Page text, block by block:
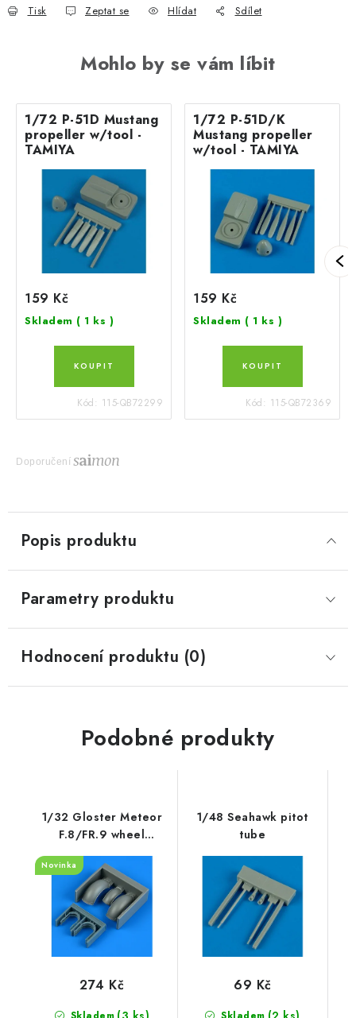
Tisk Zeptat se Hlídat Sdílet
Mohlo by se vám líbit
1/72 P-51D Mustang
propeller w/tool -
TAMIYA
159 Kč
Skladem ( 1 ks )
Kód: 115-QB72299
1/72 P-51D/K
Mustang propeller
w/tool - TAMIYA
159 Kč
Skladem ( 1 ks )
Kód: 115-QB72369
Doporučení
Popis produktu
Parametry produktu
Hodnocení produktu (0)
Podobné produkty
1/32 Gloster Meteor
F.8/FR.9 wheel
fenders recommended
for Revell
Novinka
274 Kč
1/48 Seahawk pitot
tube
69 Kč